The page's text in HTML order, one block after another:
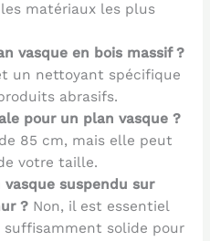
matériaux les plus
vasque en bois massif ?
un nettoyant spécifique
abrasifs.
pour un plan vasque ?
85 cm, mais elle peut
votre taille.
suspendu sur
?Non, il est essentiel
solide pour